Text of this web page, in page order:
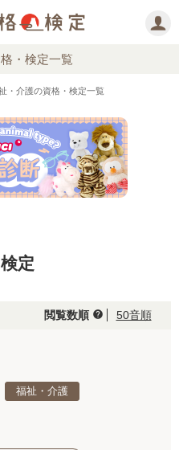
・検定一覧
・介護の資格・検定一覧
定
閲覧数順 help 50音順
福祉・介護